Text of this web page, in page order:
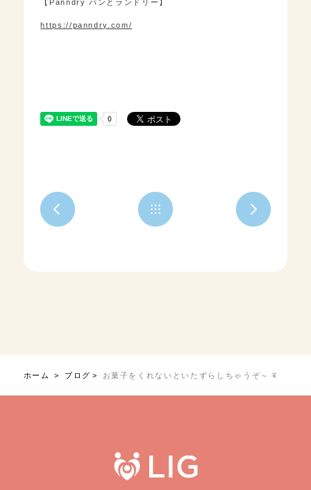
【Panndry パンとランドリー】
https://panndry.com/
ホーム ブログ お菓子をくれないといたずらしちゃうぞ～